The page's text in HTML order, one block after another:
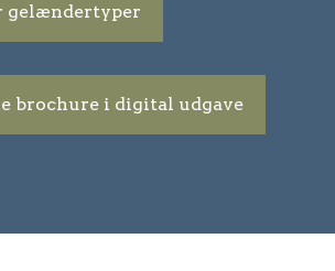
gelændertyper
brochure i digital udgave